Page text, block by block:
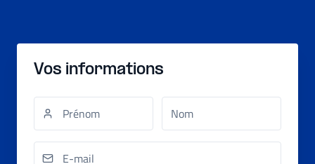
Vos informations